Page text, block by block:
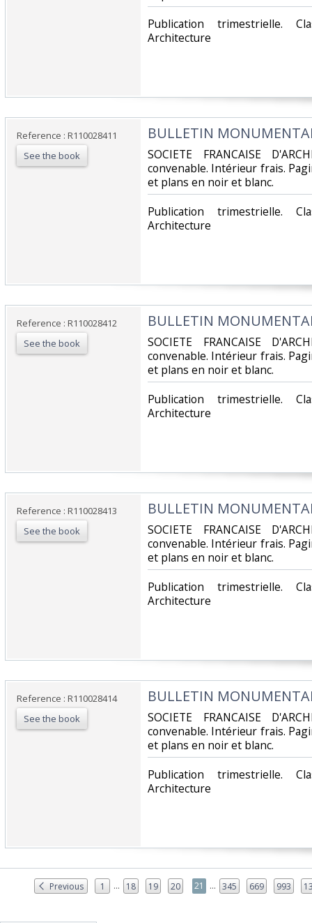
‎Publication trimestrielle.
Architecture‎
Reference : R110028411
See the book
‎BULLETIN
‎SOCIETE FRANCAISE
convenable. Intérieur frais.
et plans en noir et blanc.‎
‎Publication trimestrielle.
Architecture‎
Reference : R110028412
See the book
‎BULLETIN
‎SOCIETE FRANCAISE
convenable. Intérieur frais.
et plans en noir et blanc.‎
‎Publication trimestrielle.
Architecture‎
Reference : R110028413
See the book
‎BULLETIN
‎SOCIETE FRANCAISE
convenable. Intérieur frais.
et plans en noir et blanc.‎
‎Publication trimestrielle.
Architecture‎
Reference : R110028414
See the book
‎BULLETIN
‎SOCIETE FRANCAISE
convenable. Intérieur frais.
et plans en noir et blanc.‎
‎Publication trimestrielle.
Architecture‎
Previous 1 ... 18 19 20 21 ... 345 669 993